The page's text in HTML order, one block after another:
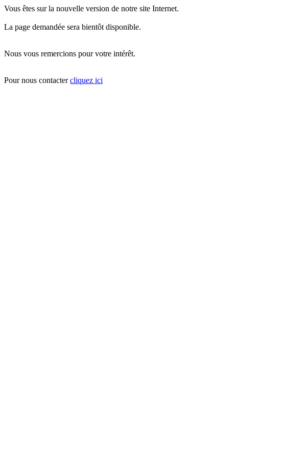
Vous êtes sur la nouvelle version de notre site Internet.
La page demandée sera bientôt disponible.
Nous vous remercions pour votre intérêt.
Pour nous contactercliquez ici